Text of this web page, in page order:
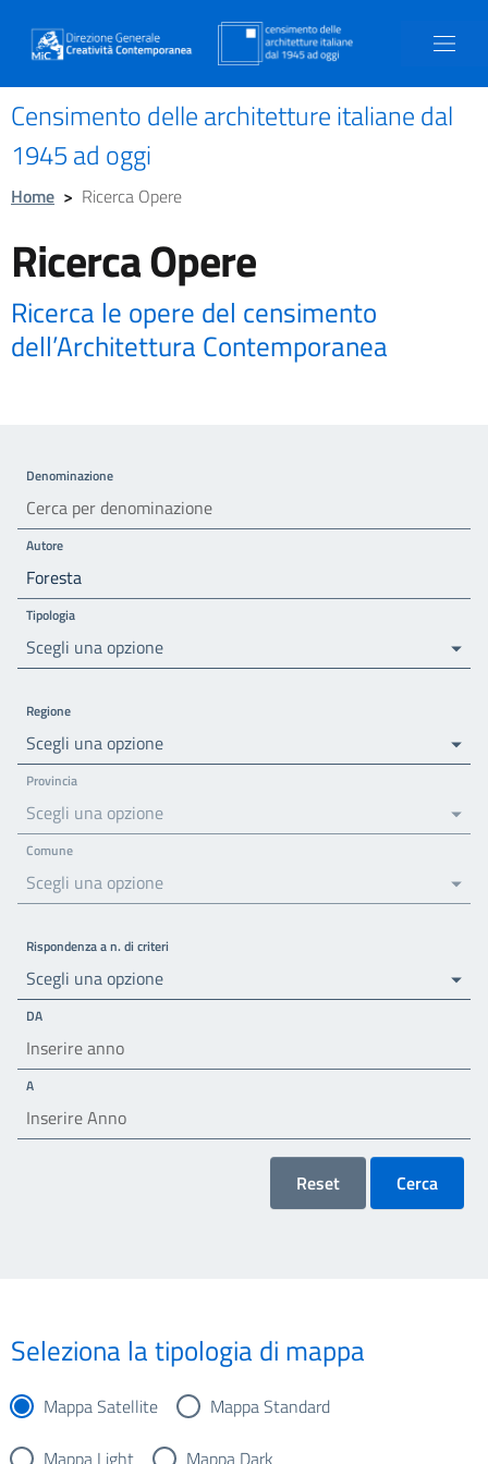
Censimento delle architetture italiane dal
1945 ad oggi
Home > Ricerca Opere
Ricerca Opere
Ricerca le opere del censimento
dell’Architettura Contemporanea
Denominazione
Autore
Tipologia
Scegli una opzione
Regione
Scegli una opzione
Provincia
Scegli una opzione
Comune
Scegli una opzione
Rispondenza a n. di criteri
Scegli una opzione
DA
A
Reset Cerca
Seleziona la tipologia di mappa
Mappa Satellite
Mappa Standard
Mappa Light
Mappa Dark